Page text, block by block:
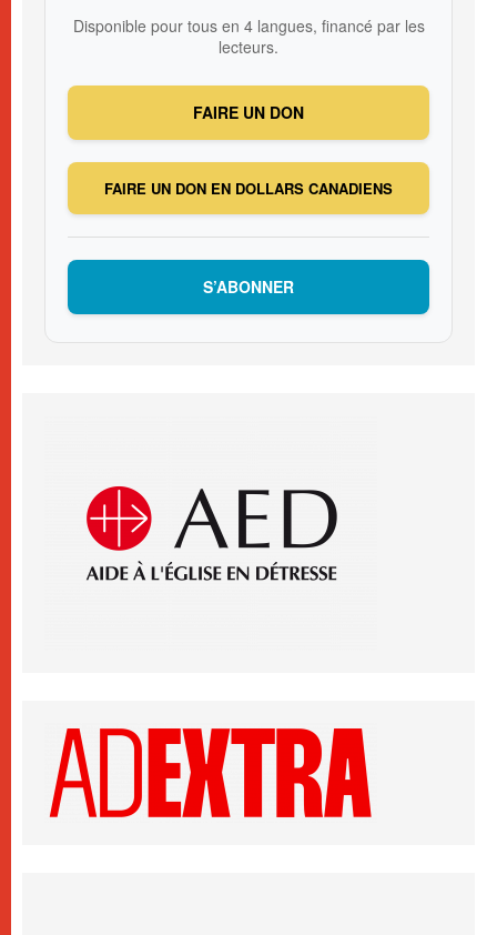
Disponible pour tous en 4 langues, financé par les
lecteurs.
FAIRE UN DON
FAIRE UN DON EN DOLLARS CANADIENS
S’ABONNER